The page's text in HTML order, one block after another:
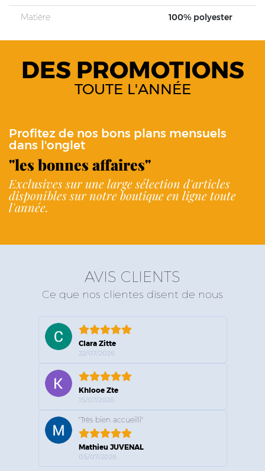
Matière 100% polyester
DES PROMOTIONS
TOUTE L'ANNÉE
Profitez de nos bons plans mensuels
dans l'onglet
"les bonnes affaires"
Exclusives sur une large sélection d'articles
disponibles sur notre boutique en ligne toute
l'année.
AVIS CLIENTS
Ce que nos clientes disent de nous
Clara Zitte
22/07/2026
Khlooe Zte
15/07/2026
"Très bien accueilli"
Mathieu JUVENAL
05/07/2026